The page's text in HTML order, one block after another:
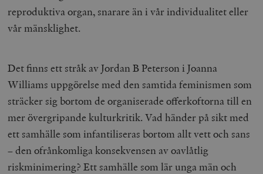
reproduktiva organ, snarare än i vår individualitet eller
vår mänsklighet.
Det finns ett stråk av Jordan B Peterson i Joanna
Williams uppgörelse med den samtida feminismen som
sträcker sig bortom de organiserade offerkoftorna till en
mer övergripande kulturkritik. Vad händer på sikt med
ett samhälle som infantiliseras bortom allt vett och sans
– den ofrånkomliga konsekvensen av oavlåtlig
riskminimering? Ett samhälle som lär unga män och